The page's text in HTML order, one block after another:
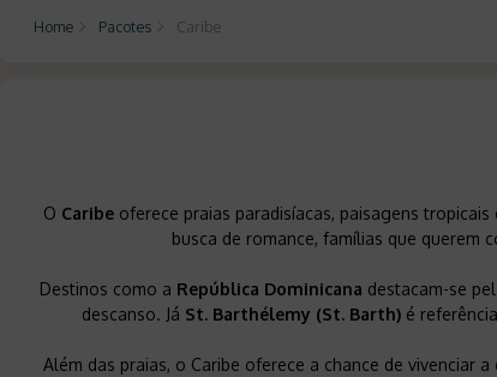
Home Pacotes Caribe
O Caribeoferece praias paradisíacas, paisagens
busca de romance, famílias que querem
Destinos como a República Dominicana destacam-se
descanso. Já St. Barthélemy (St. Barth)é
Além das praias, o Caribe oferece a chance de vivenciar